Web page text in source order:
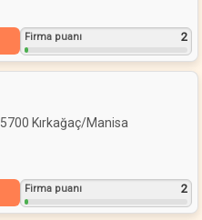
Firma puanı 2
Kırkağaç/Manisa
Firma puanı 2